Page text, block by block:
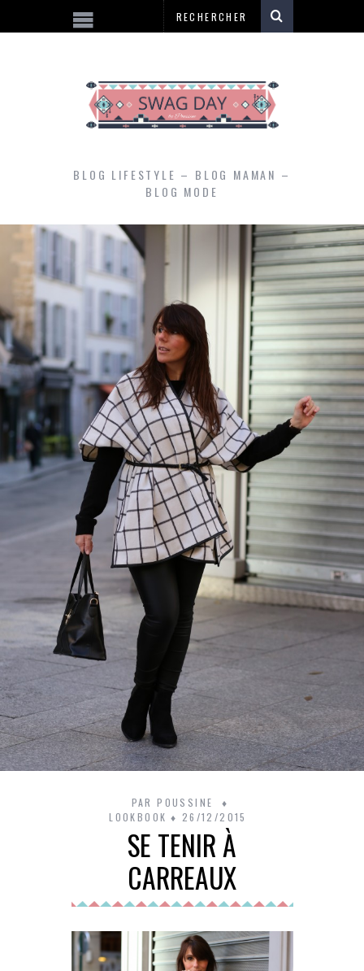
BLOG LIFESTYLE – BLOG MAMAN –
BLOG MODE
PAR POUSSINE
LOOKBOOK
26/12/2015
SE TENIR À
CARREAUX